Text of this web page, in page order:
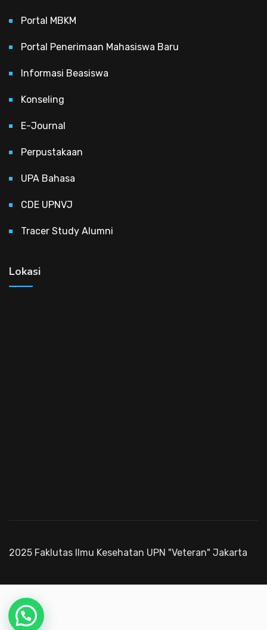
Portal MBKM
Portal Penerimaan Mahasiswa Baru
Informasi Beasiswa
Konseling
E-Journal
Perpustakaan
UPA Bahasa
CDE UPNVJ
Tracer Study Alumni
Lokasi
2025 Faklutas Ilmu Kesehatan UPN "Veteran" Jakarta